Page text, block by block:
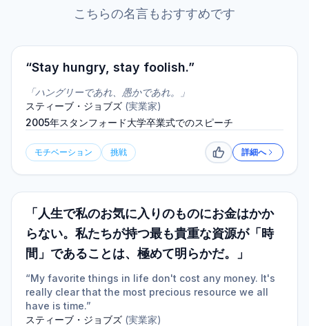
こちらの名言もおすすめです
“Stay hungry, stay foolish.”
「ハングリーであれ、愚かであれ。」
スティーブ・ジョブズ (実業家)
2005年スタンフォード大学卒業式でのスピーチ
モチベーション 挑戦 いいね詳細へ
「人生で私のお気に入りのものにお金はかか
らない。私たちが持つ最も貴重な資源が「時
間」であることは、極めて明らかだ。」
“My favorite things in life don't cost any money. It's
really clear that the most precious resource we all
have is time.”
スティーブ・ジョブズ (実業家)